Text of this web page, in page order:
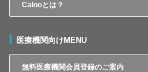
Calooとは？
医療機関向けMENU
無料医療機関会員登録のご案内